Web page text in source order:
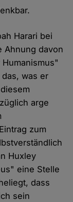
Harari bei
Ahnung davon
was er
arge
zum
Huxley
eine Stelle
dass
sein